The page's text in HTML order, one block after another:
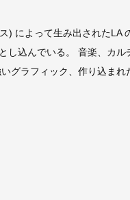
) によって生み出されたLA
し込んでいる。 音楽、カ
グラフィック、作り込ま